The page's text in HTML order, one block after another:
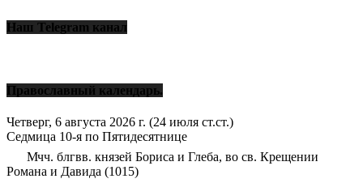
Наш Telegram канал
Православный календарь.
Четверг, 6 августа 2026 г. (24 июля ст.ст.)
Седмица 10-я по Пятидесятнице
Мчч. блгвв. князей Бориса и Глеба, во св. Крещении
Романа и Давида (1015)